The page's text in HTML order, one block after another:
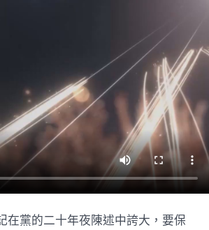
二
集
《政
治
監
視》〉
中
在黨的二十年夜陳述中誇大，要保